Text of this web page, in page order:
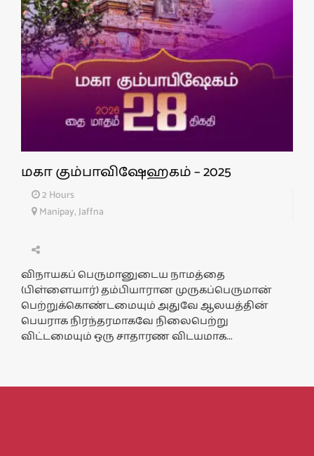
மகா கும்பாவிஷேஹகம் – 2025
2 Hours
Manipay, Jaffna
விநாயகப் பெருமானுடைய நாமத்தை
(பிள்ளையார்) தம்பியாரான முருகப்பெருமான்
பெற்றுக்கொண்டமையும் அதுவே ஆலயத்தின்
பெயராக நிரந்தரமாகவே நிலைபெற்று
விட்டமையும் ஒரு சாதாரண விடயமாக...